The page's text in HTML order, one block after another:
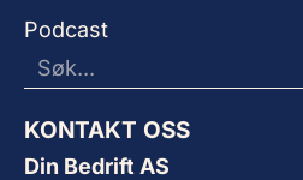
Podcast
KONTAKT OSS
Din Bedrift AS